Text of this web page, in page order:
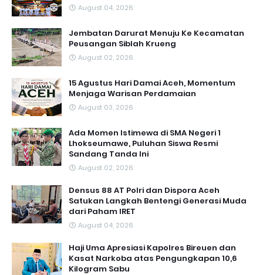
August 04, 2026
Jembatan Darurat Menuju Ke Kecamatan
Peusangan Siblah Krueng
August 02, 2026
15 Agustus Hari Damai Aceh, Momentum
Menjaga Warisan Perdamaian
August 03, 2026
Ada Momen Istimewa di SMA Negeri 1
Lhokseumawe, Puluhan Siswa Resmi
Sandang Tanda Ini
August 02, 2026
Densus 88 AT Polri dan Dispora Aceh
Satukan Langkah Bentengi Generasi Muda
dari Paham IRET
August 04, 2026
Haji Uma Apresiasi Kapolres Bireuen dan
Kasat Narkoba atas Pengungkapan 10,6
Kilogram Sabu